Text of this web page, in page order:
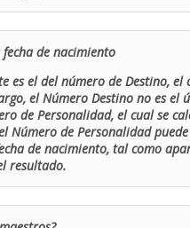
de nacimiento
es el del número de Destino,
el Número Destino no es el
de Personalidad, el cual se
Número de Personalidad
de nacimiento, tal como
resultado.